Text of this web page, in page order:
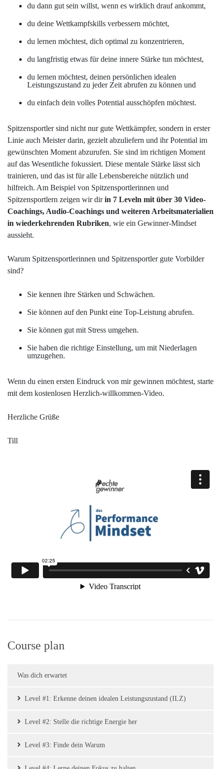
du dann gut sein willst, wenn es wirklich drauf ankommt,
du deine Wettkampfskills verbessern möchtet,
du lernen möchtest, dich optimal zu konzentrieren,
du langfristig etwas für deine innere Stärke tun möchtest,
du lernen möchtest, deinen persönlichen idealen
Leistungszustand zu jeder Zeit abrufen zu können und
du einfach dein volles Potential ausschöpfen möchtest.
Spitzensportler sind nicht nur gute Wettkämpfer, sondern in erster
Linie auch Meister darin, gezielt abzuliefern und ihr Potential im
gewünschten Moment abzurufen. Sie sind im richtigen Moment
auf das Wesentliche fokussiert. Diese mentale Stärke lässt sich
trainieren, und das ist für alle Lebensbereiche nützlich und
hilfreich. Am Beispiel von Spitzensportlerinnen und
Spitzensportlern zeigen wir dirin 7 Leveln mit über 30 Video-
Coachings, Audio-Coachings und weiteren Arbeitsmaterialien
in wiederkehrenden Rubriken, wie ein Gewinner-Mindset
aussieht.
Warum Spitzensportlerinnen und Spitzensportler gute Vorbilder
sind?
Sie kennen ihre Stärken und Schwächen.
Sie können auf den Punkt eine Top-Leistung abrufen.
Sie können gut mit Stress umgehen.
Sie haben die richtige Einstellung, um mit Niederlagen
umzugehen.
Wenn du einen ersten Eindruck von mir gewinnen möchtest, starte
mit dem kostenlosen Herzlich-willkommen-Video.
Herzliche Grüße
Till
Course plan
Was dich erwartet
Level #1: Erkenne deinen idealen Leistungszustand (ILZ)
Level #2: Stelle die richtige Energie her
Level #3: Finde dein Warum